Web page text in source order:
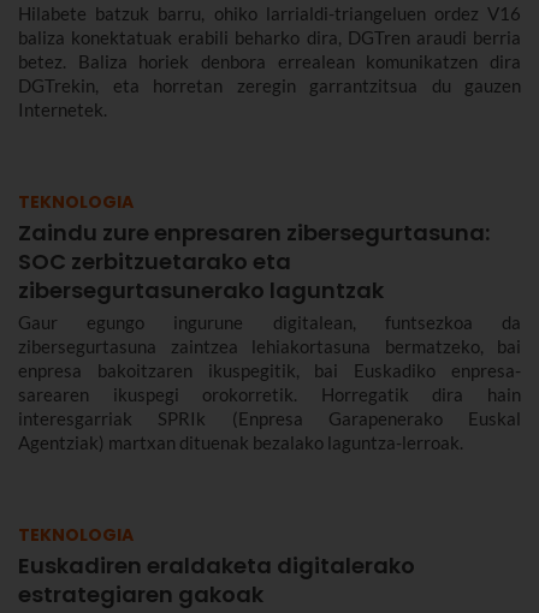
Hilabete batzuk barru, ohiko larrialdi-triangeluen ordez V16
baliza konektatuak erabili beharko dira, DGTren araudi berria
betez. Baliza horiek denbora errealean komunikatzen dira
DGTrekin, eta horretan zeregin garrantzitsua du gauzen
Internetek.
TEKNOLOGIA
Zaindu zure enpresaren zibersegurtasuna:
SOC zerbitzuetarako eta
zibersegurtasunerako laguntzak
Gaur egungo ingurune digitalean, funtsezkoa da
zibersegurtasuna zaintzea lehiakortasuna bermatzeko, bai
enpresa bakoitzaren ikuspegitik, bai Euskadiko enpresa-
sarearen ikuspegi orokorretik. Horregatik dira hain
interesgarriak SPRIk (Enpresa Garapenerako Euskal
Agentziak) martxan dituenak bezalako laguntza-lerroak.
TEKNOLOGIA
Euskadiren eraldaketa digitalerako
estrategiaren gakoak